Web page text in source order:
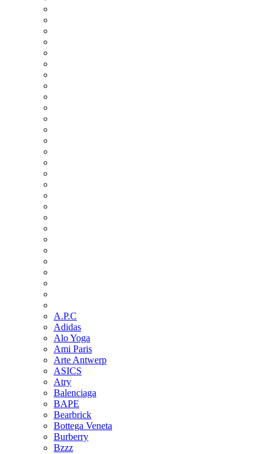
A.P.C
Adidas
Alo Yoga
Ami Paris
Arte Antwerp
ASICS
Atry
Balenciaga
BAPE
Bearbrick
Bottega Veneta
Burberry
Bzzz